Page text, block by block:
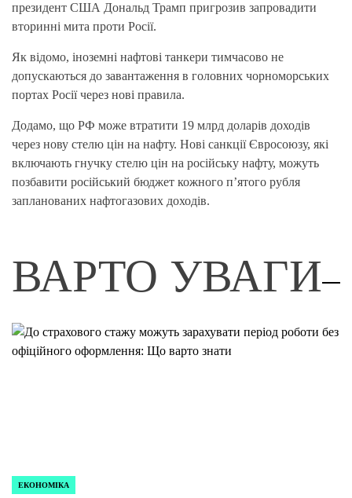
президент США Дональд Трамп пригрозив запровадити
вторинні мита проти Росії.
Як відомо, іноземні нафтові танкери тимчасово не
допускаються до завантаження в головних чорноморських
портах Росії через нові правила.
Додамо, що РФ може втратити 19 млрд доларів доходів
через нову стелю цін на нафту. Нові санкції Євросоюзу, які
включають гнучку стелю цін на російську нафту, можуть
позбавити російський бюджет кожного п’ятого рубля
запланованих нафтогазових доходів.
ВАРТО УВАГИ
ОПУБЛІКУВАТИ
ЕКОНОМІКА